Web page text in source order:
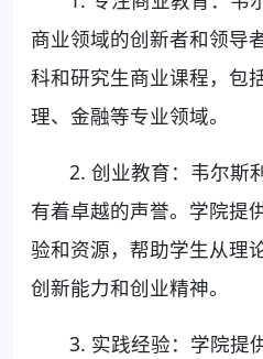
商业领域的创新者和领导
科和研究生商业课程，包
理、金融等专业领域。
2. 创业教育：韦尔斯
有着卓越的声誉。学院提
验和资源，帮助学生从理
创新能力和创业精神。
3. 实践经验：学院提